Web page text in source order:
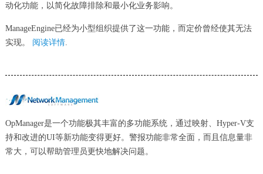
动化功能，以简化故障排除和最小化业务影响。
ManageEngine已经为小型组织提供了这一功能，而定价曾经使其无法
实现。 阅读详情.
OpManager是一个功能极其丰富的多功能系统，通过映射、Hyper-V支
持和改进的UI等新功能变得更好。警报功能非常全面，而且信息量非
常大，可以帮助管理员更快地解决问题。